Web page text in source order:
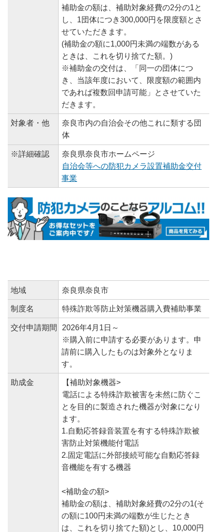
補助金の額は、補助対象経費の2分の1と
し、1団体につき300,000円を限度額とさ
せていただきます。
(補助金の額に1,000円未満の端数がある
ときは、これを切り捨てた額。)
※補助金の交付は、「同一の団体につ
き、当該年度において、限度額の範囲内
であれば複数回申請可能」とさせていた
だきます。
対象者・他
奈良市内の自治会その他これに類する団
体
※詳細確認
奈良県奈良市ホームページ
自治会等への防犯カメラ設置補助金交付
事業
地域 奈良県奈良市
制度名 特殊詐欺等防止対策機器購入費補助事業
交付申請期間
2026年4月1日～
※購入前に申請する必要があります。申
請前に購入したものは対象外となりま
す。
助成金
【補助対象機器>
電話による特殊詐欺被害を未然に防ぐこ
とを目的に製造された機器が対象になり
ます。
1.自動応答録音装置を有する特殊詐欺被
害防止対策機能付電話
2.固定電話に外部接続可能な自動応答録
音機能を有する機器
<補助金の額>
補助金の額は、補助対象経費の2分の1(そ
の額に100円未満の端数が生じたとき
は、これを切り捨てた額)とし、10,000円